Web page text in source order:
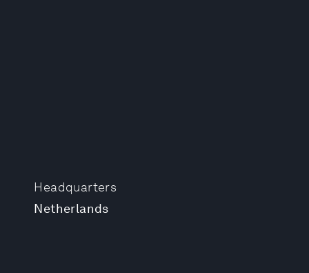
Headquarters
Netherlands